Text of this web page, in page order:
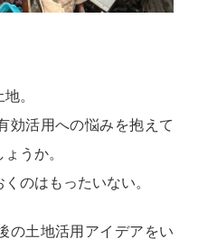
。
効活用への悩みを抱えて
うか。
のはもったいない。
の土地活用アイデアをい